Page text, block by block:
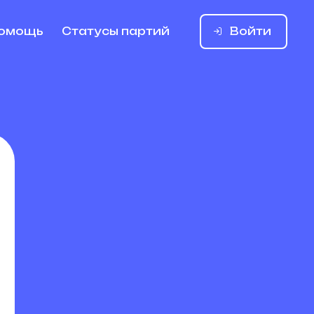
Статусы партий Войти